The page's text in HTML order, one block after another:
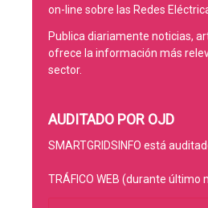
on-line sobre las Redes
Publica diariamente noticias,
ofrece la información más
sector.
AUDITADO POR OJD
SMARTGRIDSINFO está
TRÁFICO WEB (durante último